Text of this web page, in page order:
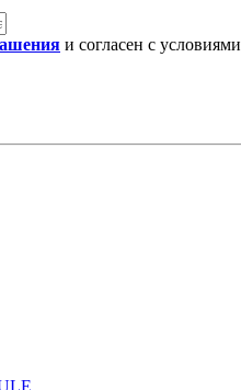
и согласен с условиями